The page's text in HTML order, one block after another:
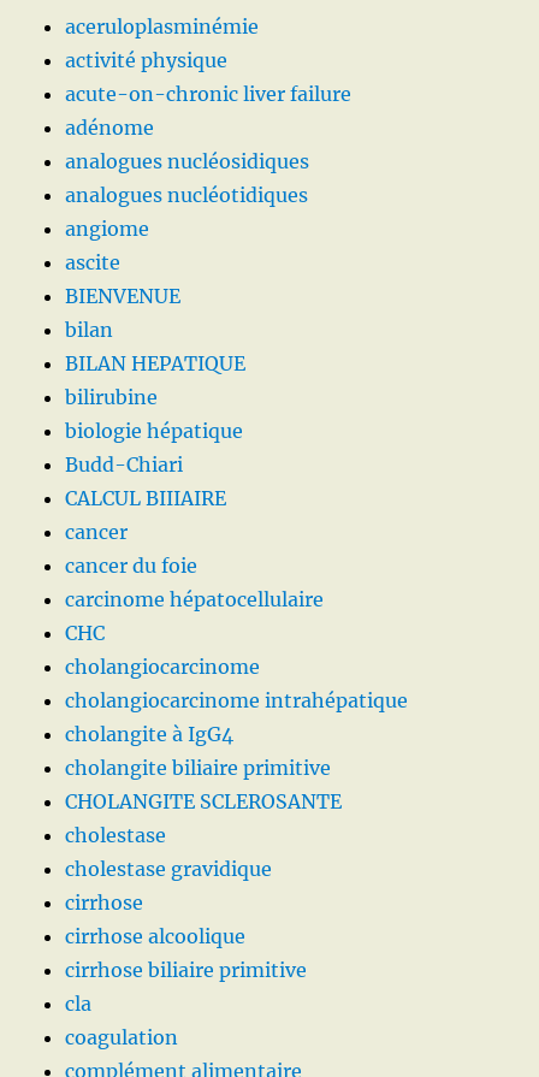
aceruloplasminémie
activité physique
acute-on-chronic liver failure
adénome
analogues nucléosidiques
analogues nucléotidiques
angiome
ascite
BIENVENUE
bilan
BILAN HEPATIQUE
bilirubine
biologie hépatique
Budd-Chiari
CALCUL BIIIAIRE
cancer
cancer du foie
carcinome hépatocellulaire
CHC
cholangiocarcinome
cholangiocarcinome intrahépatique
cholangite à IgG4
cholangite biliaire primitive
CHOLANGITE SCLEROSANTE
cholestase
cholestase gravidique
cirrhose
cirrhose alcoolique
cirrhose biliaire primitive
cla
coagulation
complément alimentaire